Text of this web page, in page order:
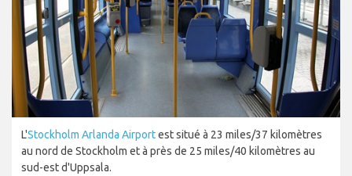
L'Stockholm Arlanda Airportest situé à 23 miles/37 kilomètres
au nord de Stockholm et à près de 25 miles/40 kilomètres au
sud-est d'Uppsala.